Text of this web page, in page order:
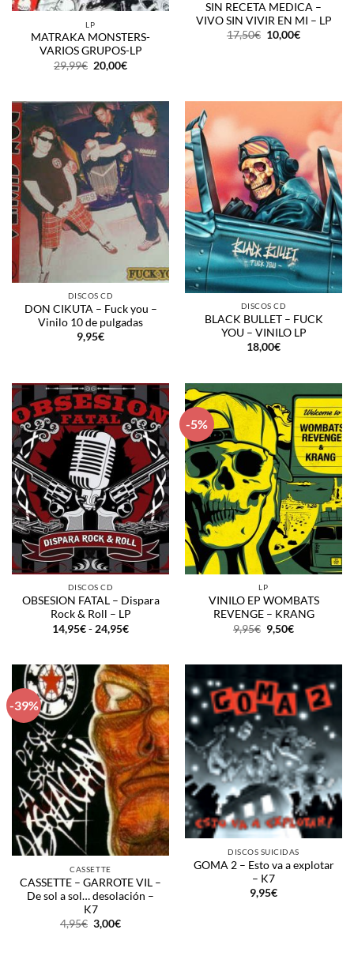
LP
MATRAKA MONSTERS-
VARIOS GRUPOS-LP
29,99€ El
precio
29,99€.
20,00€El
20,00€.
SIN RECETA MEDICA –
VIVO SIN VIVIR EN MI – LP
17,50€ El
precio
10,00€El
DISCOS CD
DON CIKUTA – Fuck you –
Vinilo 10 de pulgadas
9,95€
DISCOS CD
BLACK BULLET – FUCK
YOU – VINILO LP
18,00€
DISCOS CD
OBSESION FATAL – Dispara
Rock & Roll – LP
14,95€- 24,95€Rango
14,95€
hasta
24,95€
-5%
LP
VINILO EP WOMBATS
REVENGE – KRANG
9,95€ El
precio
9,95€.
9,50€El
9,50€.
-39%
CASSETTE
CASSETTE – GARROTE VIL –
De sol a sol… desolación –
K7
4,95€ El
precio
3,00€El
DISCOS SUICIDAS
GOMA 2 – Esto va a explotar
– K7
9,95€